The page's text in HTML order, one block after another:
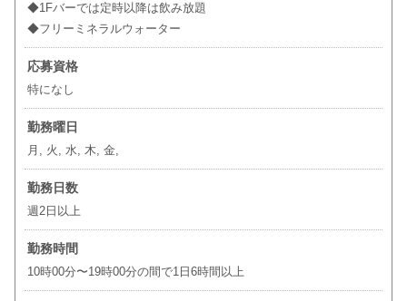
◆1Fバーでは定時以降は飲み放題
◆フリーミネラルウォーター
応募資格
特になし
勤務曜日
月, 火, 水, 木, 金,
勤務日数
週2日以上
勤務時間
10時00分〜19時00分の間で1日6時間以上